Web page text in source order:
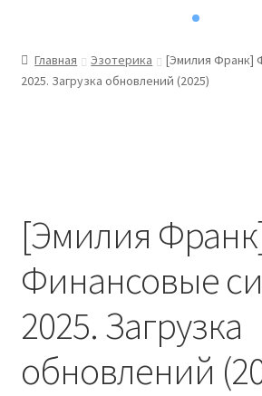
Главная Эзотерика
[Эмилия Франк]
2025. Загрузка обновлений (2025)
[Эмилия
Финансовые
2025. Загрузка
обновлений